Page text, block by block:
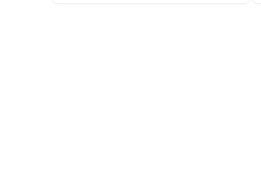
并提供再营销、品牌意识提升、受众与联系人定